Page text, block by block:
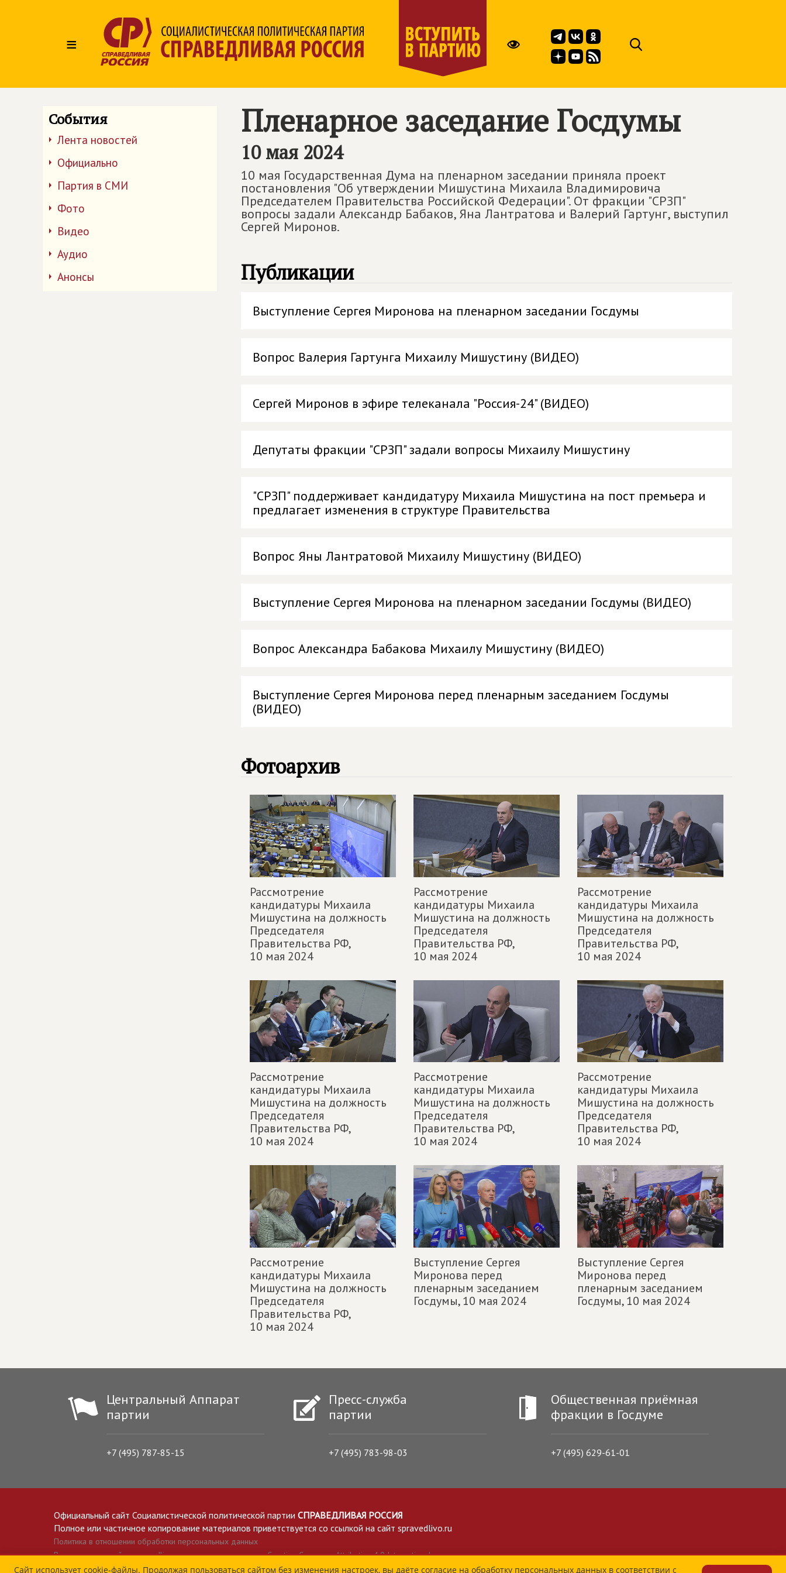
≡
События
Лента новостей
Официально
Партия в СМИ
Фото
Видео
Аудио
Анонсы
Пленарное заседание Госдумы
10 мая 2024
10 мая Государственная Дума на пленарном заседании приняла проект
постановления "Об утверждении Мишустина Михаила Владимировича
Председателем Правительства Российской Федерации". От фракции "СРЗП"
вопросы задали Александр Бабаков, Яна Лантратова и Валерий Гартунг, выступил
Сергей Миронов.
Публикации
Выступление Сергея Миронова на пленарном заседании Госдумы
Вопрос Валерия Гартунга Михаилу Мишустину (ВИДЕО)
Сергей Миронов в эфире телеканала "Россия-24" (ВИДЕО)
Депутаты фракции "СРЗП" задали вопросы Михаилу Мишустину
"СРЗП" поддерживает кандидатуру Михаила Мишустина на пост премьера и
предлагает изменения в структуре Правительства
Вопрос Яны Лантратовой Михаилу Мишустину (ВИДЕО)
Выступление Сергея Миронова на пленарном заседании Госдумы (ВИДЕО)
Вопрос Александра Бабакова Михаилу Мишустину (ВИДЕО)
Выступление Сергея Миронова перед пленарным заседанием Госдумы
(ВИДЕО)
Фотоархив
Рассмотрение
кандидатуры Михаила
Мишустина на должность
Председателя
Правительства РФ,
10 мая 2024
Рассмотрение
кандидатуры Михаила
Мишустина на должность
Председателя
Правительства РФ,
10 мая 2024
Рассмотрение
кандидатуры Михаила
Мишустина на должность
Председателя
Правительства РФ,
10 мая 2024
Рассмотрение
кандидатуры Михаила
Мишустина на должность
Председателя
Правительства РФ,
10 мая 2024
Рассмотрение
кандидатуры Михаила
Мишустина на должность
Председателя
Правительства РФ,
10 мая 2024
Рассмотрение
кандидатуры Михаила
Мишустина на должность
Председателя
Правительства РФ,
10 мая 2024
Рассмотрение
кандидатуры Михаила
Мишустина на должность
Председателя
Правительства РФ,
10 мая 2024
Выступление Сергея
Миронова перед
пленарным заседанием
Госдумы,10 мая 2024
Выступление Сергея
Миронова перед
пленарным заседанием
Госдумы,10 мая 2024
Центральный Аппарат
партии
+7 (495) 787-85-15
Пресс-служба
партии
+7 (495) 783-98-03
Общественная приёмная
фракции в Госдуме
+7 (495) 629-61-01
Официальный сайт Социалистической политической партии СПРАВЕДЛИВАЯ РОССИЯ
Полное или частичное копирование материалов приветствуется со ссылкой на сайт spravedlivo.ru
Политика в отношении обработки персональных данных
Все материалы сайта spravedlivo.ru доступны по лицензии Creative Commons Attribution 4.0 International
Сайт использует cookie-файлы. Продолжая пользоваться сайтом без изменения настроек, вы даёте согласие на обработку персональных данных в соответствии с